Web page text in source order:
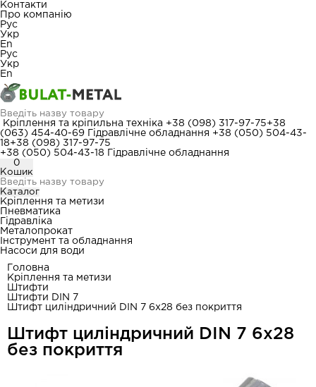
Контакти
Про компанію
Рус
Укр
En
Рус
Укр
En
Кріплення та кріпильна техніка +38 (098) 317-97-75+38
(063) 454-40-69
Гідравлічне обладнання +38 (050) 504-43-
18+38 (098) 317-97-75
+38 (050) 504-43-18
Гідравлічне обладнання
0
Кошик
Каталог
Кріплення та метизи
Пневматика
Гідравліка
Металопрокат
Інструмент та обладнання
Насоси для води
Головна
Кріплення та метизи
Штифти
Штифти DIN 7
Штифт циліндричний DIN 7 6x28 без покриття
Штифт циліндричний DIN 7 6x28
без покриття